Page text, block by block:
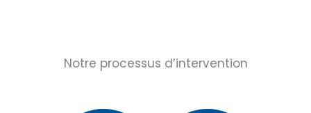
Notre processus d’intervention